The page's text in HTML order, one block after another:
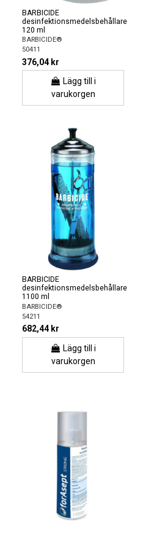
BARBICIDE
desinfektionsmedelsbehållare
120 ml
BARBICIDE®
50411
376,04 kr
Lägg till i
varukorgen
BARBICIDE
desinfektionsmedelsbehållare
1100 ml
BARBICIDE®
54211
682,44 kr
Lägg till i
varukorgen